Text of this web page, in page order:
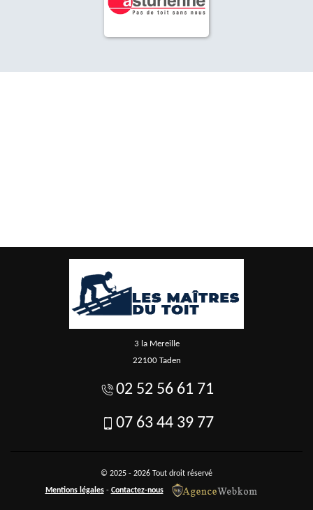
3 la Mereille
22100 Taden
02 52 56 61 71
07 63 44 39 77
© 2025 - 2026 Tout droit réservé
Mentions légales- Contactez-nous